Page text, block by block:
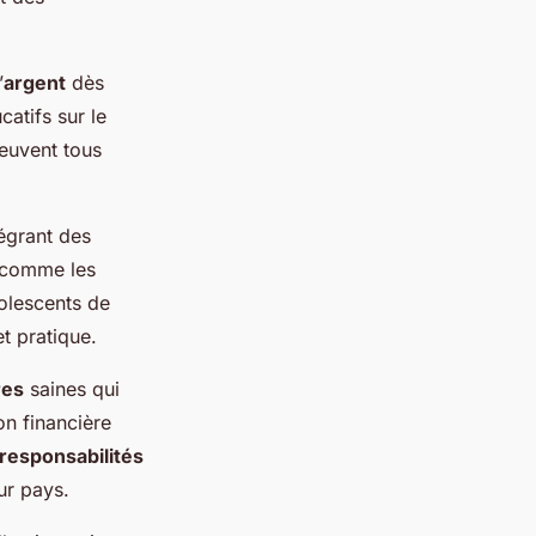
argent dès
sur le
tous
des
les
de
pratique.
saines qui
financière
responsabilités
pays.